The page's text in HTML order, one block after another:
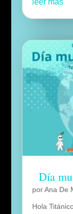
Día
porAna De
Hola